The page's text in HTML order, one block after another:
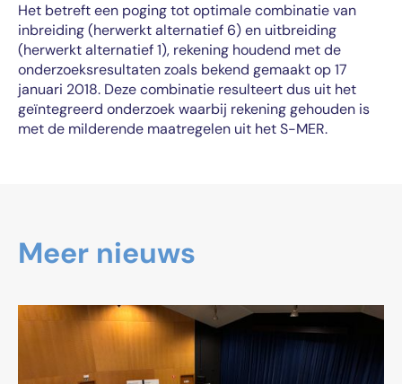
Het betreft een poging tot optimale combinatie van
inbreiding (herwerkt alternatief 6) en uitbreiding
(herwerkt alternatief 1), rekening houdend met de
onderzoeksresultaten zoals bekend gemaakt op 17
januari 2018. Deze combinatie resulteert dus uit het
geïntegreerd onderzoek waarbij rekening gehouden is
met de milderende maatregelen uit het S-MER.
Meer nieuws